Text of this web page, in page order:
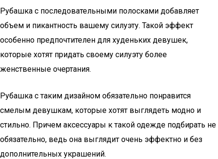
Рубашка с последовательными полосками добавляет
объем и пикантность вашему силуэту. Такой эффект
особенно предпочтителен для худеньких девушек,
которые хотят придать своему силуэту более
женственные очертания.
Рубашка с таким дизайном обязательно понравится
смелым девушкам, которые хотят выглядеть модно и
стильно. Причем аксессуары к такой одежде подбирать не
обязательно, ведь она выглядит очень эффектно и без
дополнительных украшений.